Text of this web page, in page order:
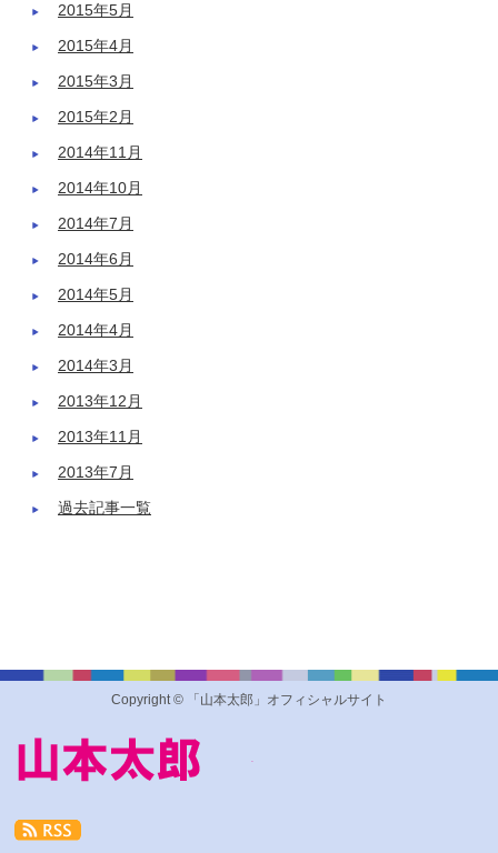
2015年5月
2015年4月
2015年3月
2015年2月
2014年11月
2014年10月
2014年7月
2014年6月
2014年5月
2014年4月
2014年3月
2013年12月
2013年11月
2013年7月
過去記事一覧
Copyright © 「山本太郎」オフィシャルサイト